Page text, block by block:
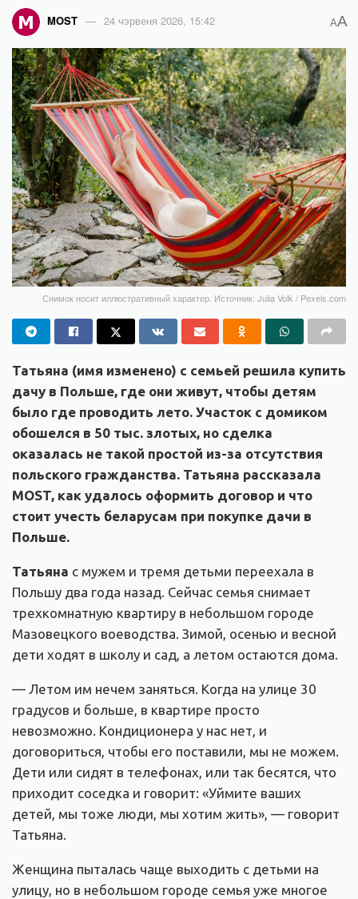
MOST 24 чэрвеня 2026, 15:42 AA
Снимок носит иллюстративный характер. Источник: Julia Volk / Pexels.com
Татьяна (имя изменено) с семьей решила купить
дачу в Польше, где они живут, чтобы детям
было где проводить лето. Участок с домиком
обошелся в 50 тыс. злотых, но сделка
оказалась не такой простой из-за отсутствия
польского гражданства. Татьяна рассказала
MOST, как удалось оформить договор и что
стоит учесть беларусам при покупке дачи в
Польше.
Татьяна с мужем и тремя детьми переехала в
Польшу два года назад. Сейчас семья снимает
трехкомнатную квартиру в небольшом городе
Мазовецкого воеводства. Зимой, осенью и весной
дети ходят в школу и сад, а летом остаются дома.
— Летом им нечем заняться. Когда на улице 30
градусов и больше, в квартире просто
невозможно. Кондиционера у нас нет, и
договориться, чтобы его поставили, мы не можем.
Дети или сидят в телефонах, или так бесятся, что
приходит соседка и говорит: «Уймите ваших
детей, мы тоже люди, мы хотим жить», — говорит
Татьяна.
Женщина пыталась чаще выходить с детьми на
улицу, но в небольшом городе семья уже многое